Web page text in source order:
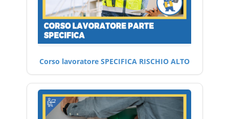
Corso lavoratore SPECIFICA RISCHIO ALTO